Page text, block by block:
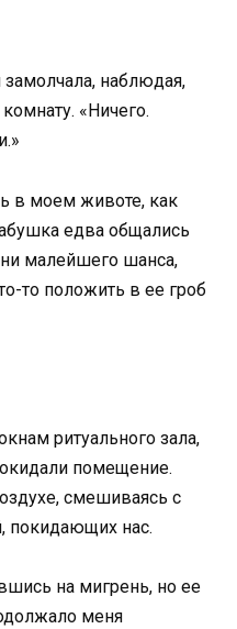
наблюдая,
«Ничего.
в моем животе, как
едва общались
малейшего шанса,
то положить в ее гроб
ритуального зала,
помещение.
смешиваясь с
покидающих нас.
на мигрень, но ее
меня